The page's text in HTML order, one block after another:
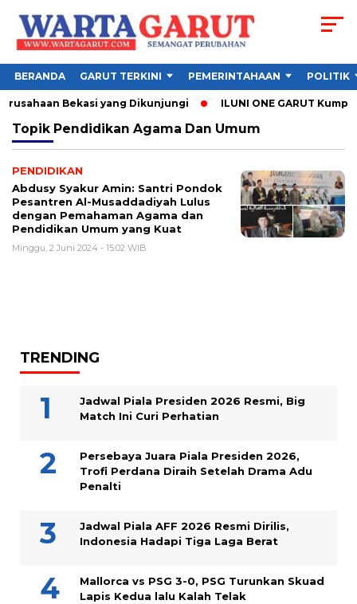
BERANDA GARUT TERKINI PEMERINTAHAAN POLITIK
Bekasi yang Dikunjungi ILUNI ONE GARUT
Topik Pendidikan Agama Dan Umum
PENDIDIKAN
Abdusy Syakur Amin: Santri Pondok
Pesantren Al-Musaddadiyah Lulus
dengan Pemahaman Agama dan
Pendidikan Umum yang Kuat
Minggu, 2 Juni 2024 - 15:02 WIB
TRENDING
Jadwal Piala Presiden 2026 Resmi, Big
Match Ini Curi Perhatian
Persebaya Juara Piala Presiden 2026,
Trofi Perdana Diraih Setelah Drama Adu
Penalti
Jadwal Piala AFF 2026 Resmi Dirilis,
Indonesia Hadapi Tiga Laga Berat
Mallorca vs PSG 3-0, PSG Turunkan Skuad
Lapis Kedua lalu Kalah Telak